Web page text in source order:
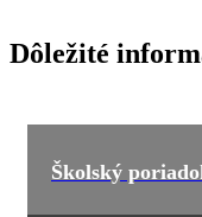
Dôležité
Školský